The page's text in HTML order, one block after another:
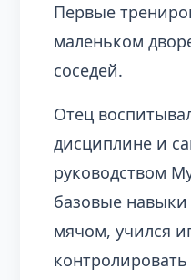
Первые
маленьком
соседей.
Отец
дисциплине и
руководством
базовые
мячом, учился